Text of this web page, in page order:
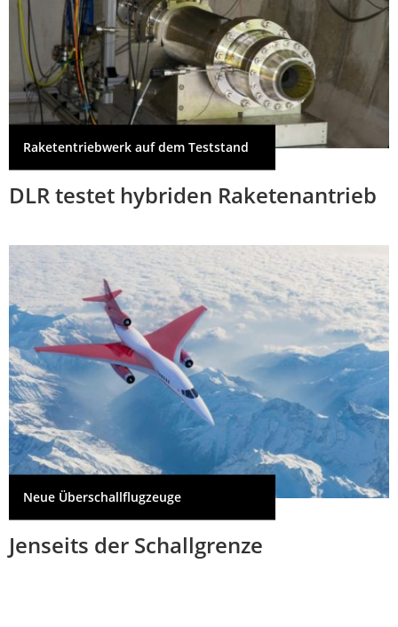
Raketentriebwerk auf dem Teststand
DLR testet hybriden Raketenantrieb
Neue Überschallflugzeuge
Jenseits der Schallgrenze